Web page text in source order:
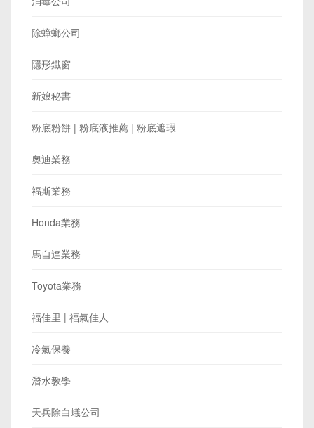
除蟑螂公司
隱形鐵窗
新娘秘書
粉底粉餅 | 粉底液推薦 | 粉底遮瑕
奧迪業務
福斯業務
Honda業務
馬自達業務
Toyota業務
福佳里 | 福氣佳人
冷氣保養
潛水教學
天兵除白蟻公司